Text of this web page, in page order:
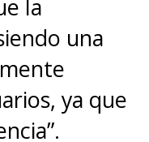
la
una
ya que